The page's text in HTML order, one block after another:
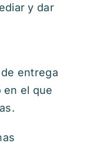
y dar
entrega
en el que